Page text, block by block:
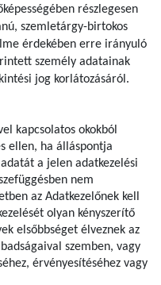
részlegesen
szemletárgy-birtokos
érdekében erre irányuló
személy adatainak
jog korlátozásáról.
kapcsolatos okokból
ellen, ha álláspontja
a jelen adatkezelési
nem
az Adatkezelőnek kell
olyan kényszerítő
elsőbbséget élveznek az
szemben, vagy
érvényesítéséhez vagy